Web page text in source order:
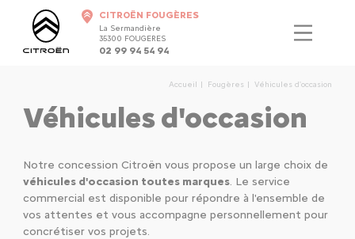
CITROËN FOUGÈRES
La Sermandière
35300 FOUGERES
02 99 94 54 94
Accueil Fougères Véhicules d'occasion
Véhicules d'occasion
Notre concession Citroën vous propose un large choix de
véhicules d'occasion toutes marques. Le service
commercial est disponible pour répondre à l'ensemble de
vos attentes et vous accompagne personnellement pour
concrétiser vos projets.